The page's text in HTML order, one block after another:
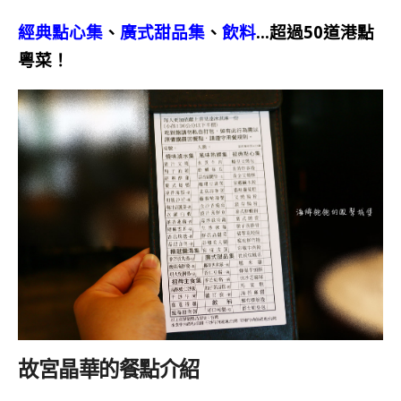
經典點心集 、 廣式甜品集 、 飲料…超過50道港點
粵菜！
故宮晶華的餐點介紹